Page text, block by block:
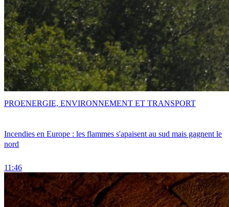
Incendies en Europe : les flammes s'apaisent au sud mais gagnent le
nord
11:46
PROENERGIE, ENVIRONNEMENT ET TRANSPORT